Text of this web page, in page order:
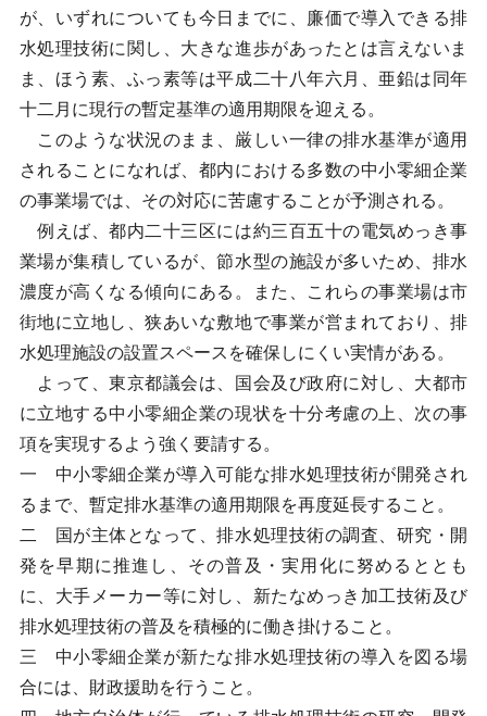
が、いずれについても今日までに、廉価で導入できる排
水処理技術に関し、大きな進歩があったとは言えないま
ま、ほう素、ふっ素等は平成二十八年六月、亜鉛は同年
十二月に現行の暫定基準の適用期限を迎える。
このような状況のまま、厳しい一律の排水基準が適用
されることになれば、都内における多数の中小零細企業
の事業場では、その対応に苦慮することが予測される。
例えば、都内二十三区には約三百五十の電気めっき事
業場が集積しているが、節水型の施設が多いため、排水
濃度が高くなる傾向にある。また、これらの事業場は市
街地に立地し、狭あいな敷地で事業が営まれており、排
水処理施設の設置スペースを確保しにくい実情がある。
よって、東京都議会は、国会及び政府に対し、大都市
に立地する中小零細企業の現状を十分考慮の上、次の事
項を実現するよう強く要請する。
一 中小零細企業が導入可能な排水処理技術が開発され
るまで、暫定排水基準の適用期限を再度延長すること。
二 国が主体となって、排水処理技術の調査、研究・開
発を早期に推進し、その普及・実用化に努めるととも
に、大手メーカー等に対し、新たなめっき加工技術及び
排水処理技術の普及を積極的に働き掛けること。
三 中小零細企業が新たな排水処理技術の導入を図る場
合には、財政援助を行うこと。